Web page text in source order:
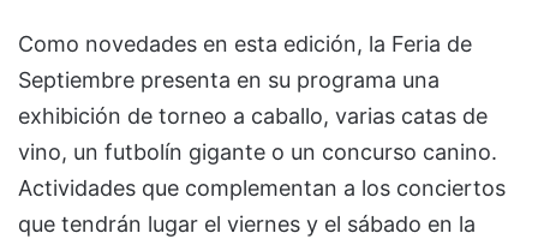
Como novedades en esta edición, la Feria de
Septiembre presenta en su programa una
exhibición de torneo a caballo, varias catas de
vino, un futbolín gigante o un concurso canino.
Actividades que complementan a los conciertos
que tendrán lugar el viernes y el sábado en la